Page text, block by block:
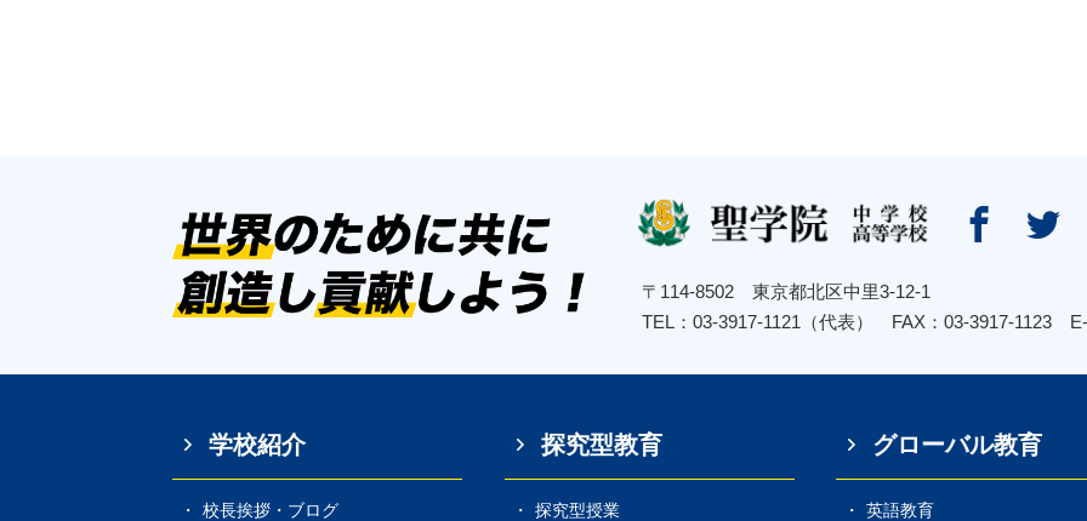
〒114-8502 東京都北区中里3-12-1
TEL：03-3917-1121（代表） FAX：03-3917-1123
 
学校紹介
校長挨拶・ブログ
探究型教育
探究型授業
グローバル教育
英語教育